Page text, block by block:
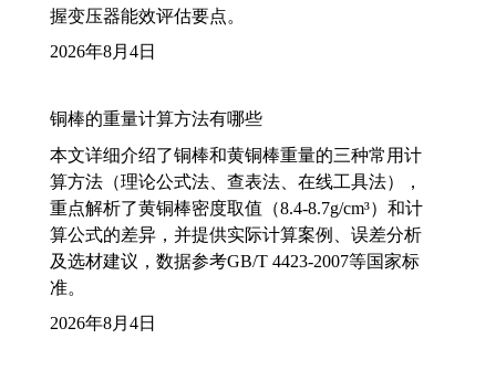
握变压器能效评估要点。
2026年8月4日
铜棒的重量计算方法有哪些
本文详细介绍了铜棒和黄铜棒重量的三种常用计
算方法（理论公式法、查表法、在线工具法），
重点解析了黄铜棒密度取值（8.4-8.7g/cm³）和计
算公式的差异，并提供实际计算案例、误差分析
及选材建议，数据参考GB/T 4423-2007等国家标
准。
2026年8月4日